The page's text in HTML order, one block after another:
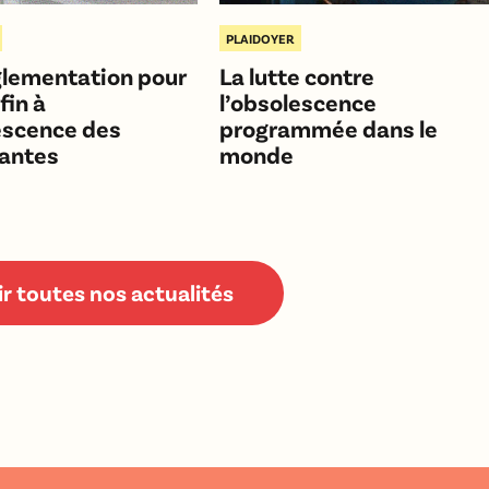
pour
à
des
PLAIDOYER
La lutte contre
l’obsolescence
programmée dans le
monde
toutes nos actualités